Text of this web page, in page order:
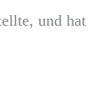
und hat